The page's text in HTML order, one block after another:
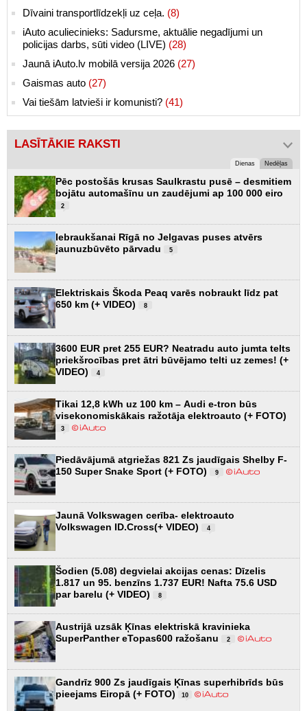
Dīvaini transportlīdzekļi uz ceļa. (8)
iAuto aculiecinieks: Sadursme, aktuālie negadījumi un
policijas darbs, sūti video (LIVE) (28)
Jaunā iAuto.lv mobilā versija 2026 (27)
Gaismas auto (27)
Vai tiešām latvieši ir komunisti? (41)
LASĪTĀKIE RAKSTI
Dienas Nedēļas
Pēc postošās krusas Saulkrastu pusē – desmitiem
bojātu automašīnu un zaudējumi ap 100 000 eiro
2
Iebraukšanai Rīgā no Jelgavas puses atvērs
jaunuzbūvēto pārvadu
5
Elektriskais Škoda Peaq varēs nobraukt līdz pat
650 km (+ VIDEO)
8
3600 EUR pret 255 EUR? Neatradu auto jumta telts
priekšrocības pret ātri būvējamo telti uz zemes! (+
VIDEO)
4
Tikai 12,8 kWh uz 100 km – Audi e-tron būs
visekonomiskākais ražotāja elektroauto (+ FOTO)
3
Piedāvājumā atgriežas 821 Zs jaudīgais Shelby F-
150 Super Snake Sport (+ FOTO)
9
Jaunā Volkswagen cerība- elektroauto
Volkswagen ID.Cross(+ VIDEO)
4
Šodien (5.08) degvielai akcijas cenas: Dīzelis
1.817 un 95. benzīns 1.737 EUR! Nafta 75.6 USD
par barelu (+ VIDEO)
8
Austrijā uzsāk Ķīnas elektriskā kravinieka
SuperPanther eTopas600 ražošanu
2
Gandrīz 900 Zs jaudīgais Ķīnas superhibrīds būs
pieejams Eiropā (+ FOTO)
10